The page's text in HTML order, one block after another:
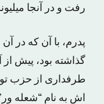
رفت و در آنجا
پدرم، با آن که در
گذاشته بود، پیش از
طرفداری از حزب
اش به نام “شعله